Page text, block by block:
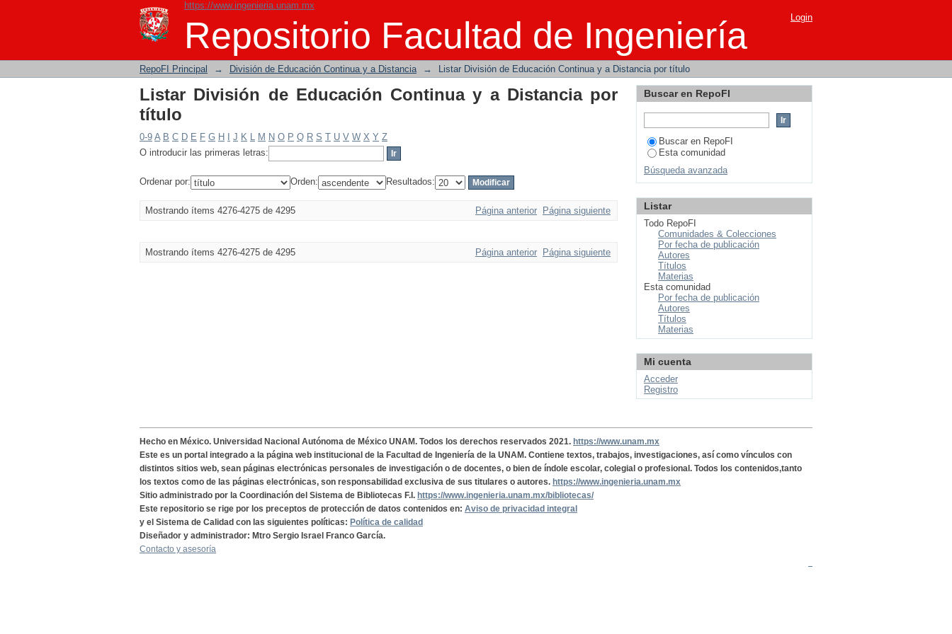
https://www.ingenieria.unam.mx
Repositorio Facultad de Ingeniería
Listar División de Educación Continua y a Distancia por título Login
RepoFI Principal → División de Educación Continua y a Distancia → Listar División de Educación Continua y a Distancia por título
Listar División de Educación Continua y a Distancia por
título
0-9 A B C D E F G H J K L M N O P Q R S T U V W X Y Z
O introducir las primeras letras:
Ordenar por: Orden: Resultados:
Mostrando ítems 4276-4275 de 4295 Página anterior Página siguiente
Mostrando ítems 4276-4275 de 4295 Página anterior Página siguiente
Buscar en RepoFI
Buscar en RepoFI
Esta comunidad
Búsqueda avanzada
Listar
Todo RepoFI
Comunidades & Colecciones
Por fecha de publicación
Autores
Títulos
Materias
Esta comunidad
Por fecha de publicación
Autores
Títulos
Materias
Mi cuenta
Acceder
Registro
Hecho en México. Universidad Nacional Autónoma de México UNAM. Todos los derechos reservados 2021. https://www.unam.mx
Este es un portal integrado a la página web institucional de la Facultad de Ingeniería de la UNAM. Contiene textos, trabajos, investigaciones, así como vínculos con
distintos sitios web, sean páginas electrónicas personales de investigación o de docentes, o bien de índole escolar, colegial o profesional. Todos los contenidos,tanto
los textos como de las páginas electrónicas, son responsabilidad exclusiva de sus titulares o autores. https://www.ingenieria.unam.mx
Sitio administrado por la Coordinación del Sistema de Bibliotecas F.I. https://www.ingenieria.unam.mx/bibliotecas/
Este repositorio se rige por los preceptos de protección de datos contenidos en: Aviso de privacidad integral
y el Sistema de Calidad con las siguientes políticas: Política de calidad
Diseñador y administrador: Mtro Sergio Israel Franco García.
Contacto y asesoría